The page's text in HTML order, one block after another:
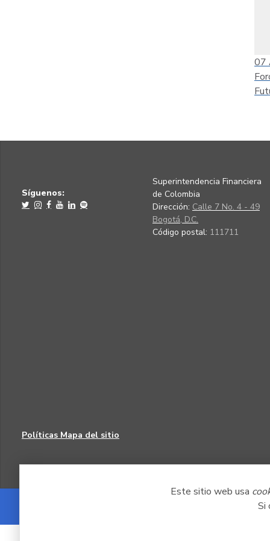
Este sitio web usa
Si
07
Síguenos:
Superintendencia Financiera
de Colombia
Dirección: Calle 7 No. 4 - 49
Bogotá, D.C.
Código postal: 111711
Políticas Mapa del sitio